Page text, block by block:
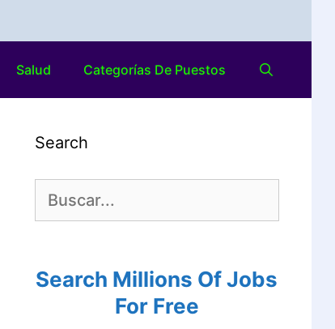
Salud Categorías De Puestos
Search
Search Millions Of Jobs
For Free